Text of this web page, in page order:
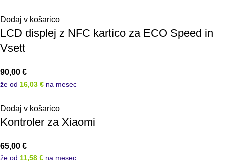
Dodaj v košarico
LCD displej z NFC kartico za ECO Speed in
Vsett
90,00 €
že od 16,03 € na mesec
Dodaj v košarico
Kontroler za Xiaomi
65,00 €
že od 11,58 € na mesec